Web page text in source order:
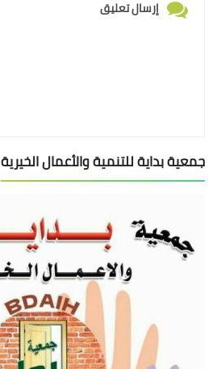
إرسال تعليق
جمعية بداية للتنمية والأعمال الخيرية